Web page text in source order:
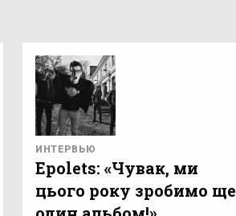
ИНТЕРВЬЮ
Epolets: «Чувак, ми
цього року зробимо ще